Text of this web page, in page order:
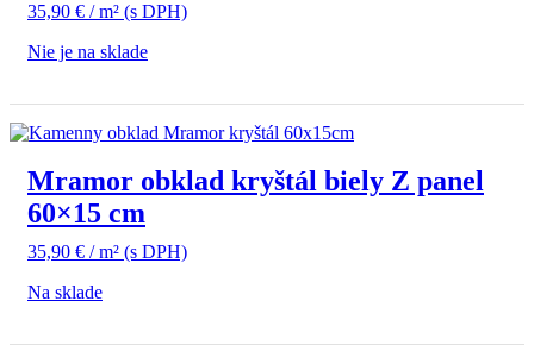
35,90 € / m² (s DPH)
Nie je na sklade
Mramor obklad kryštál biely Z panel
60×15 cm
35,90 € / m² (s DPH)
Na sklade